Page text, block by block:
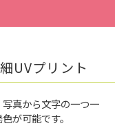
UVプリント
真から文字の一つ一
が可能です。